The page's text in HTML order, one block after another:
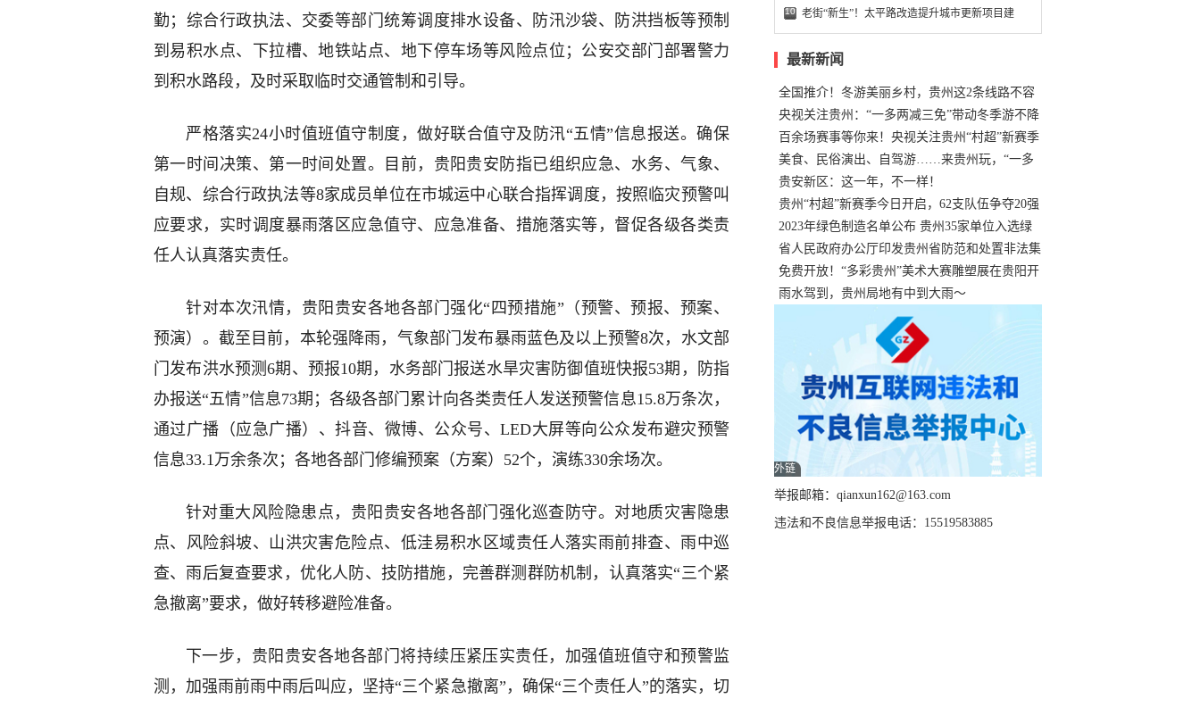
勤；综合行政执法、交委等部门统筹调度排水设备、防汛沙袋、防洪挡板等预制
到易积水点、下拉槽、地铁站点、地下停车场等风险点位；公安交部门部署警力
到积水路段，及时采取临时交通管制和引导。
严格落实24小时值班值守制度，做好联合值守及防汛“五情”信息报送。确保
第一时间决策、第一时间处置。目前，贵阳贵安防指已组织应急、水务、气象、
自规、综合行政执法等8家成员单位在市城运中心联合指挥调度，按照临灾预警叫
应要求，实时调度暴雨落区应急值守、应急准备、措施落实等，督促各级各类责
任人认真落实责任。
针对本次汛情，贵阳贵安各地各部门强化“四预措施”（预警、预报、预案、
预演）。截至目前，本轮强降雨，气象部门发布暴雨蓝色及以上预警8次，水文部
门发布洪水预测6期、预报10期，水务部门报送水旱灾害防御值班快报53期，防指
办报送“五情”信息73期；各级各部门累计向各类责任人发送预警信息15.8万条次，
通过广播（应急广播）、抖音、微博、公众号、LED大屏等向公众发布避灾预警
信息33.1万余条次；各地各部门修编预案（方案）52个，演练330余场次。
针对重大风险隐患点，贵阳贵安各地各部门强化巡查防守。对地质灾害隐患
点、风险斜坡、山洪灾害危险点、低洼易积水区域责任人落实雨前排查、雨中巡
查、雨后复查要求，优化人防、技防措施，完善群测群防机制，认真落实“三个紧
急撤离”要求，做好转移避险准备。
下一步，贵阳贵安各地各部门将持续压紧压实责任，加强值班值守和预警监
测，加强雨前雨中雨后叫应，坚持“三个紧急撤离”，确保“三个责任人”的落实，切
10 老街“新生”！太平路改造提升城市更新项目建
最新新闻
全国推介！冬游美丽乡村，贵州这2条线路不容
错过
央视关注贵州：“一多两减三免”带动冬季游不降
温
百余场赛事等你来！央视关注贵州“村超”新赛季
正式“打响”
美食、民俗演出、自驾游……来贵州玩，“一多
两减三免”！
贵安新区：这一年，不一样！
贵州“村超”新赛季今日开启，62支队伍争夺20强
名额
2023年绿色制造名单公布 贵州35家单位入选绿
色工厂
省人民政府办公厅印发贵州省防范和处置非法集
资工作实施细则
免费开放！“多彩贵州”美术大赛雕塑展在贵阳开
展，持续至1月19日
雨水驾到，贵州局地有中到大雨～
外链
举报邮箱：qianxun162@163.com
违法和不良信息举报电话：15519583885